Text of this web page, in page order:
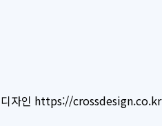
디자인 https://crossdesign.co.kr